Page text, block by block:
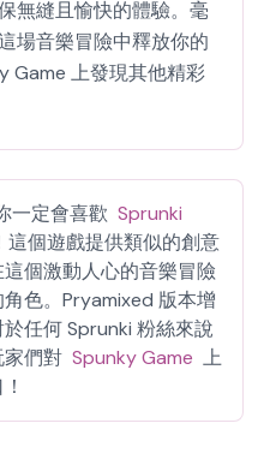
無縫且愉快的體驗。毫
場音樂冒險中釋放你的
Game 上發現其他精彩
一定會喜歡 Sprunki
這個遊戲提供類似的創意
個激動人心的音樂冒險
色。Pryamixed 版本增
任何 Sprunki 粉絲來說
們對 Spunky Game 上